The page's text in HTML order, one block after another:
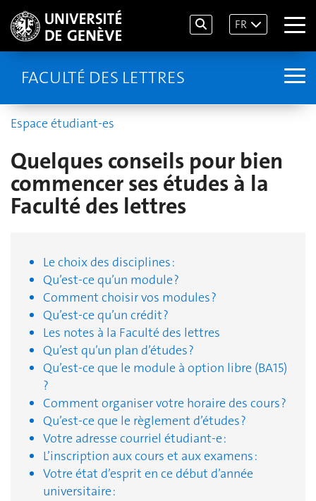
FR
FACULTÉ DES LETTRES
Espace étudiant-es
Quelques conseils pour bien
commencer ses études à la
Faculté des lettres
Le choix des disciplines :
Qu’est-ce qu’un module ?
Comment choisir vos modules ?
Qu’est-ce qu’un crédit ?
Les notes à la Faculté des lettres
Qu’est qu’un plan d’études ?
Qu’est-ce que le module à option libre (BA15)
?
Comment organiser votre horaire des cours ?
Qu’est-ce que le règlement d’études ?
Votre adresse courriel étudiant-e :
L’inscription aux cours et aux examens :
Votre état d’esprit en ce début d’année
universitaire :